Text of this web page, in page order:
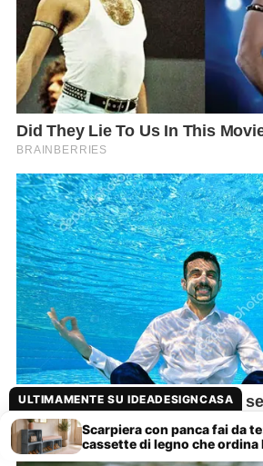
ULTIMAMENTE SU IDEADESIGNCASA
Scarpiera con panca fai da
cassette di legno che ordina